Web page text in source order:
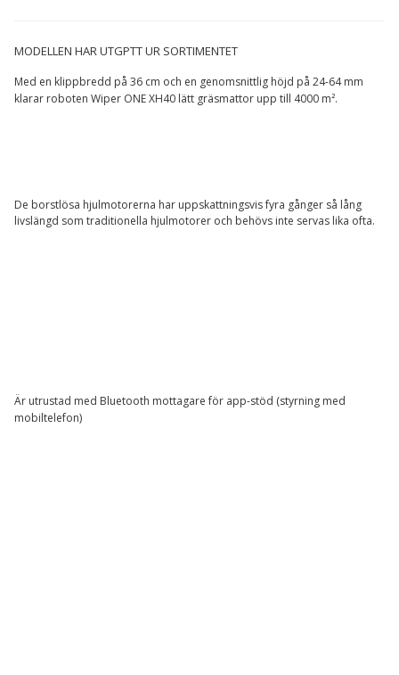
MODELLEN HAR UTGPTT UR SORTIMENTET
Med en klippbredd på 36 cm och en genomsnittlig höjd på 24-64 mm
klarar roboten Wiper ONE XH40 lätt gräsmattor upp till 4000 m².
De borstlösa hjulmotorerna har uppskattningsvis fyra gånger så lång
livslängd som traditionella hjulmotorer och behövs inte servas lika ofta.
Är utrustad med Bluetooth mottagare för app-stöd (styrning med
mobiltelefon)